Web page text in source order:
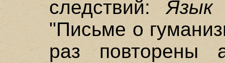
следствий:
"Письме о
раз повторены